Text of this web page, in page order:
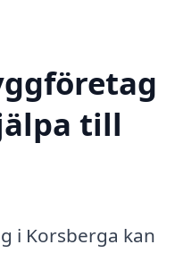
till
i Korsberga kan